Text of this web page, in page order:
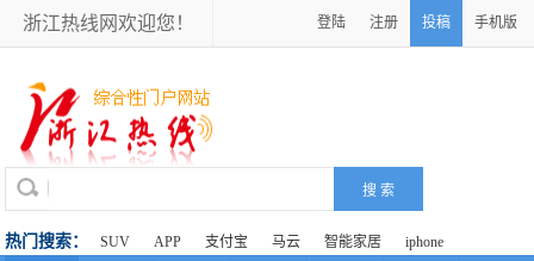
浙江热线网欢迎您！ 登陆 注册 投稿 手机版
热门搜索： SUV APP 支付宝 马云 智能家居 iphone